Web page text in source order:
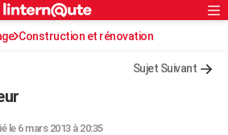
Rechercher
S'inscrire
Connexion
Construction et rénovation
Sujet Suivant
le 6 mars 2013 à 20:35